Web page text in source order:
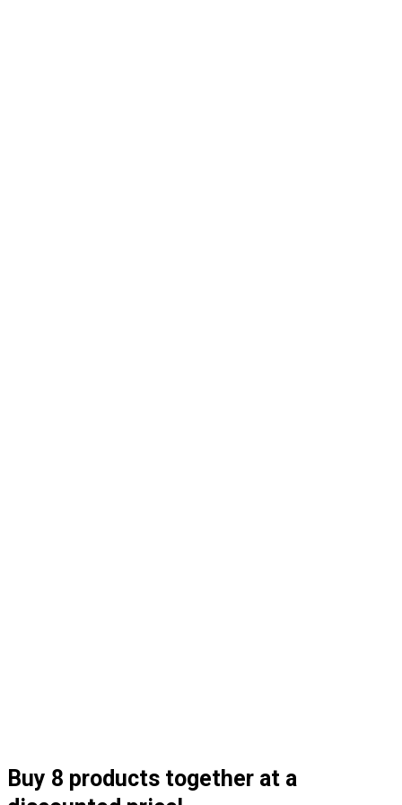
Buy 8 products together at a